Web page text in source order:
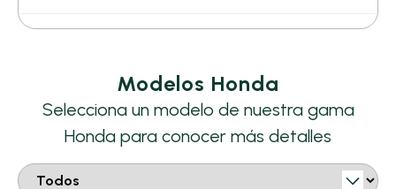
Modelos Honda
Selecciona un modelo de nuestra gama
Honda para conocer más detalles